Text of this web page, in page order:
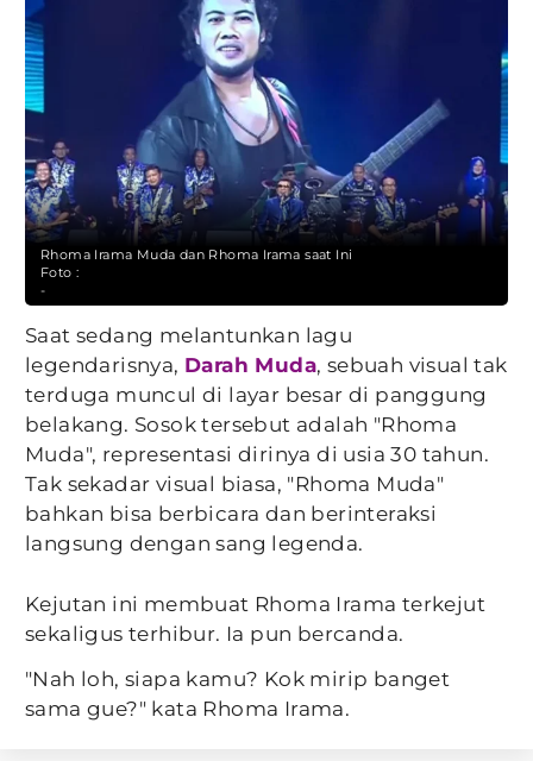
Rhoma Irama Muda dan Rhoma Irama saat Ini
Foto :
-
Saat sedang melantunkan lagu
legendarisnya, Darah Muda, sebuah visual tak
terduga muncul di layar besar di panggung
belakang. Sosok tersebut adalah "Rhoma
Muda", representasi dirinya di usia 30 tahun.
Tak sekadar visual biasa, "Rhoma Muda"
bahkan bisa berbicara dan berinteraksi
langsung dengan sang legenda.
Kejutan ini membuat Rhoma Irama terkejut
sekaligus terhibur. Ia pun bercanda.
"Nah loh, siapa kamu? Kok mirip banget
sama gue?" kata Rhoma Irama.